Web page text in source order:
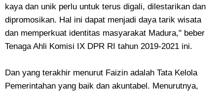
kaya dan unik perlu untuk terus digali, dilestarikan dan
dipromosikan. Hal ini dapat menjadi daya tarik wisata
dan memperkuat identitas masyarakat Madura," beber
Tenaga Ahli Komisi IX DPR RI tahun 2019-2021 ini.
Dan yang terakhir menurut Faizin adalah Tata Kelola
Pemerintahan yang baik dan akuntabel. Menurutnya,